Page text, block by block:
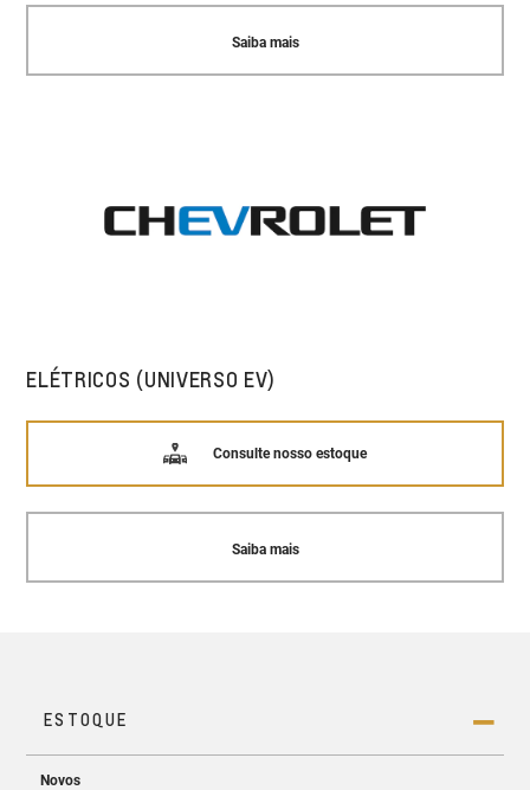
Saiba mais
ELÉTRICOS (UNIVERSO EV)
Consulte nosso estoque
Saiba mais